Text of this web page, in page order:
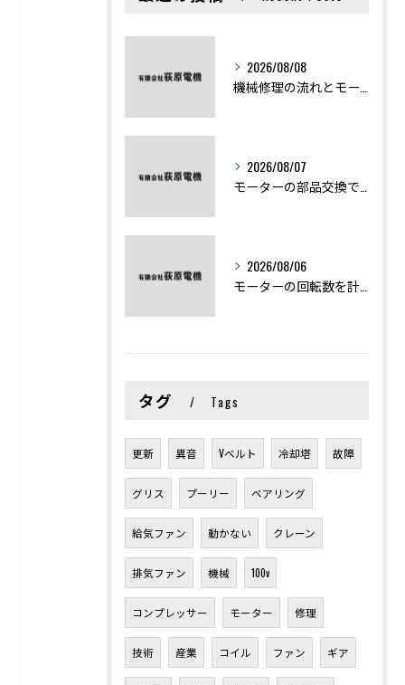
2026/08/08
2026/08/07
2026/08/06
タグ Tags
更新 異音 Vベルト 冷却塔 故障
グリス プーリー ベアリング
給気ファン 動かない クレーン
排気ファン 機械 100v
コンプレッサー モーター 修理
技術 産業 コイル ファン ギア